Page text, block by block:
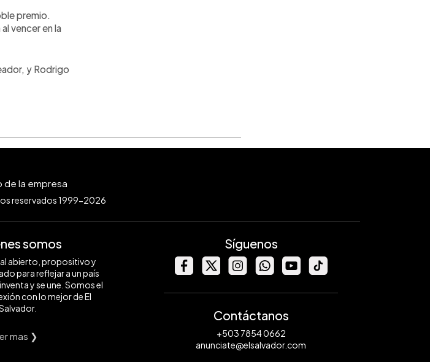
premio.
vencer en la
y Rodrigo
reservados 1999-2026
somos
abierto, propositivo y
para reflejar a un país
y se une. Somos el
con lo mejor de El
mas ❯
Síguenos
Contáctanos
+503 7854 0662
anunciate@elsalvador.com